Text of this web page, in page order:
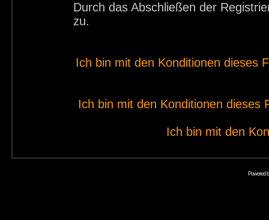
Durch das Abschließen der
zu.
Ich bin mit den Konditionen dieses
Ich bin mit den Konditionen dieses
Ich bin mit den
Powered